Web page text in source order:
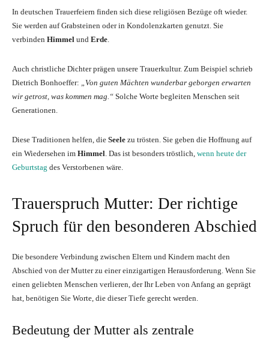
In deutschen Trauerfeiern finden sich diese religiösen Bezüge oft wieder.
Sie werden auf Grabsteinen oder in Kondolenzkarten genutzt. Sie
verbinden Himmel und Erde.
Auch christliche Dichter prägen unsere Trauerkultur. Zum Beispiel schrieb
Dietrich Bonhoeffer: „Von guten Mächten wunderbar geborgen erwarten
wir getrost, was kommen mag.“ Solche Worte begleiten Menschen seit
Generationen.
Diese Traditionen helfen, die Seele zu trösten. Sie geben die Hoffnung auf
ein Wiedersehen im Himmel. Das ist besonders tröstlich, wenn heute der
Geburtstag des Verstorbenen wäre.
Trauerspruch Mutter: Der richtige
Spruch für den besonderen Abschied
Die besondere Verbindung zwischen Eltern und Kindern macht den
Abschied von der Mutter zu einer einzigartigen Herausforderung. Wenn Sie
einen geliebten Menschen verlieren, der Ihr Leben von Anfang an geprägt
hat, benötigen Sie Worte, die dieser Tiefe gerecht werden.
Bedeutung der Mutter als zentrale